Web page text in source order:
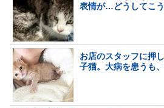
表情が…どうしてこ
お店のスタッフに押
子猫。大病を患うも